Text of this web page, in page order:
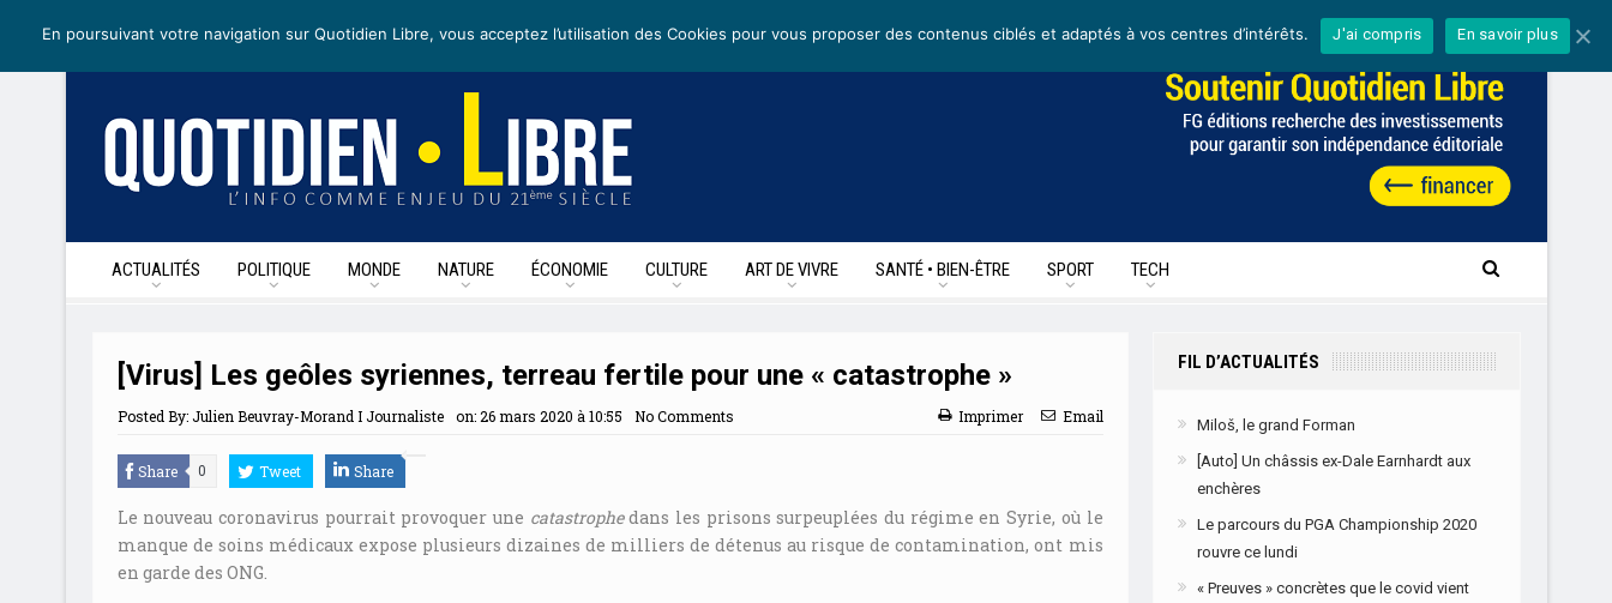
lundi 4 mai 2020 I Édition de la journée Recevoir nos newsletters • Nous suivre sur les reseaux sociaux
ACTUALITÉS POLITIQUE MONDE NATURE ÉCONOMIE CULTURE ART DE VIVRE SANTÉ • BIEN-ÊTRE SPORT TECH
[Virus] Les geôles syriennes, terreau fertile pour une « catastrophe »
Posted By:Julien Beuvray-Morand I Journaliste on:26 mars 2020 à 10:55 No Comments Imprimer Email
Share 0 Tweet Share
Le nouveau coronavirus pourrait provoquer une catastrophedans les prisons surpeuplées du régime en Syrie, où le
manque de soins médicaux expose plusieurs dizaines de milliers de détenus au risque de contamination, ont mis
en garde des ONG.
FIL D’ACTUALITÉS
Miloš, le grand Forman
[Auto] Un châssis ex-Dale Earnhardt aux
enchères
Le parcours du PGA Championship 2020
rouvre ce lundi
« Preuves » concrètes que le covid vient
En poursuivant votre navigation sur Quotidien Libre, vous acceptez l’utilisation des Cookies pour vous proposer des contenus ciblés et adaptés à vos centres d’intérêts. J'ai compris En savoir plus